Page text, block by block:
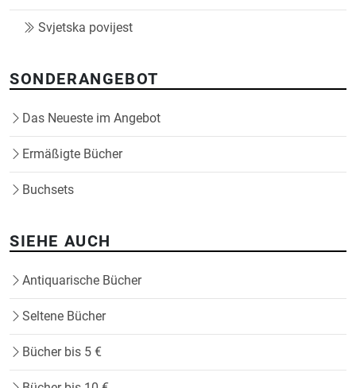
Svjetska povijest
SONDERANGEBOT
Das Neueste im Angebot
Ermäßigte Bücher
Buchsets
SIEHE AUCH
Antiquarische Bücher
Seltene Bücher
Bücher bis 5 €